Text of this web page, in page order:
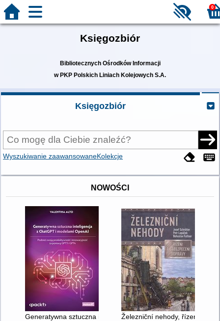
0
Księgozbiór
Bibliotecznych Ośrodków Informacji
w PKP Polskich Liniach Kolejowych S.A.
Księgozbiór
Wyszukiwanie zaawansowaneKolekcje
NOWOŚCI
Generatywna sztuczna inteligencja z ChatGPT i modelami
Železniční nehody, řízení a